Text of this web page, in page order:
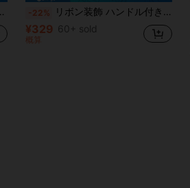
-22% リボン装飾 ハンドル付き キャンディバッグ 6/12個セット、ストライプ、波状、ドット柄、男女問わずギフトに最適、パーティーやホリデーのギフトやキャンディ保存に最適(スタイルはランダム)
¥329 60+ sold
概算